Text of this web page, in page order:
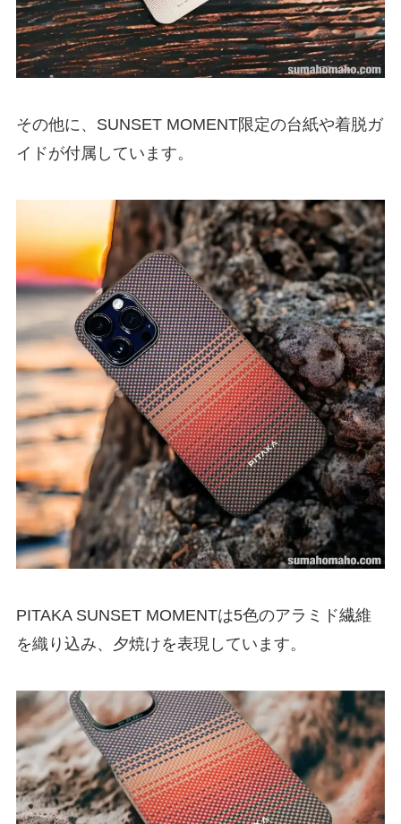
その他に、SUNSET MOMENT限定の台紙や着脱ガ
イドが付属しています。
PITAKA SUNSET MOMENTは5色のアラミド繊維
を織り込み、夕焼けを表現しています。